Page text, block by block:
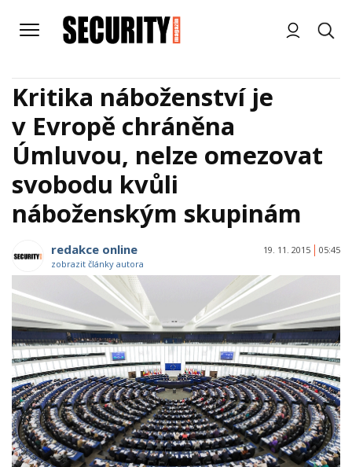
Kritika náboženství je
v Evropě chráněna
Úmluvou, nelze omezovat
svobodu kvůli
náboženským skupinám
redakce online
zobrazit články autora
19. 11. 2015 05:45